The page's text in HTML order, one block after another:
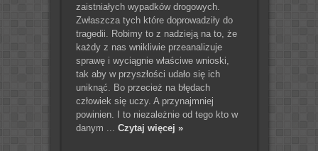
zaistniałych wypadków drogowych.
Zwłaszcza tych które doprowadziły do
tragedii. Robimy to z nadzieją na to, że
każdy z nas wnikliwie przeanalizuje
sprawę i wyciągnie właściwe wnioski,
tak aby w przyszłości udało się ich
uniknąć. Bo przecież na błędach
człowiek się uczy. A przynajmniej
powinien. I to niezależnie od tego kto w
danym ... Czytaj więcej »